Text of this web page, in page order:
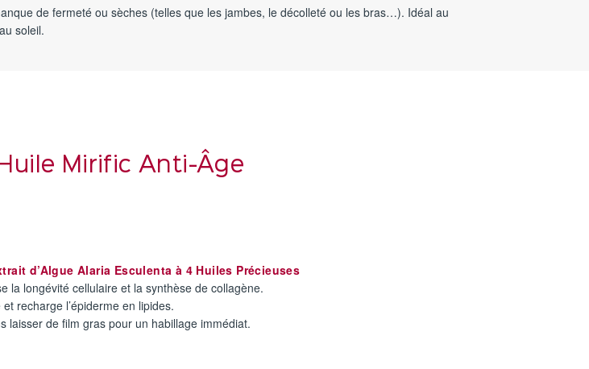
de fermeté ou sèches (telles que les jambes, le décolleté ou les bras…). Idéal au
soleil.
Mirific Anti-Âge
d’Algue Alaria Esculenta à 4 Huiles Précieuses
la longévité cellulaire et la synthèse de collagène.
recharge l’épiderme en lipides.
laisser de film gras pour un habillage immédiat.